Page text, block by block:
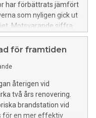
har förbättrats jämfört
som nyligen gick ut
Motsvarande siffra
Behörigheten har
betygssystem
för framtiden
återigen vid
två års renovering.
brandstation vid
för en mer effektiv